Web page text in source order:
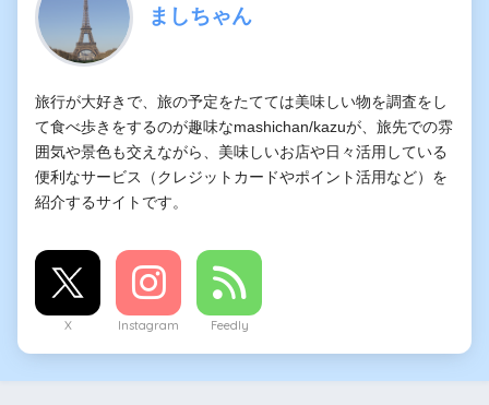
ましちゃん
旅行が大好きで、旅の予定をたてては美味しい物を調査をし
て食べ歩きをするのが趣味なmashichan/kazuが、旅先での雰
囲気や景色も交えながら、美味しいお店や日々活用している
便利なサービス（クレジットカードやポイント活用など）を
紹介するサイトです。
X Instagram Feedly